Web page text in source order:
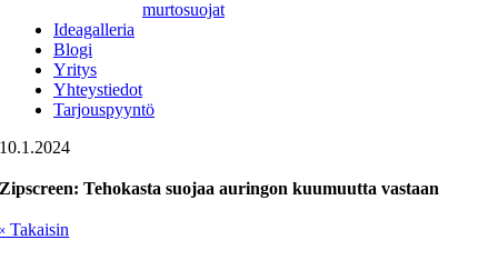
murtosuojat
Ideagalleria
Blogi
Yritys
Yhteystiedot
Tarjouspyyntö
10.1.2024
Zipscreen: Tehokasta suojaa auringon kuumuutta vastaan
Takaisin